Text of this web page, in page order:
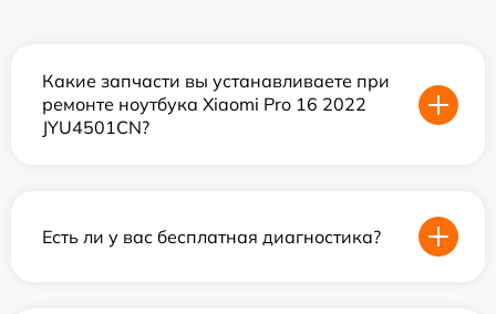
Какие запчасти вы устанавливаете при
ремонте ноутбука Xiaomi Pro 16 2022
JYU4501CN?
Есть ли у вас бесплатная диагностика?